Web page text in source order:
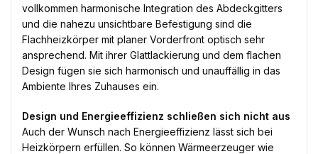
vollkommen harmonische Integration des Abdeckgitters
und die nahezu unsichtbare Befestigung sind die
Flachheizkörper mit planer Vorderfront optisch sehr
ansprechend. Mit ihrer Glattlackierung und dem flachen
Design fügen sie sich harmonisch und unauffällig in das
Ambiente Ihres Zuhauses ein.
Design und Energieeffizienz schließen sich nicht aus
Auch der Wunsch nach Energieeffizienz lässt sich bei
Heizkörpern erfüllen. So können Wärmeerzeuger wie